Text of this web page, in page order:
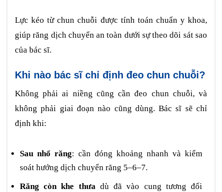
Lực kéo từ chun chuỗi được tính toán chuẩn y khoa,
giúp răng dịch chuyển an toàn dưới sự theo dõi sát sao
của bác sĩ.
Khi nào bác sĩ chỉ định đeo chun chuỗi?
Không phải ai niềng cũng cần đeo chun chuỗi, và
không phải giai đoạn nào cũng dùng. Bác sĩ sẽ chỉ
định khi:
Sau nhổ răng: cần đóng khoảng nhanh và kiểm
soát hướng dịch chuyển răng 5–6–7.
Răng còn khe thưadù đã vào cung tương đối